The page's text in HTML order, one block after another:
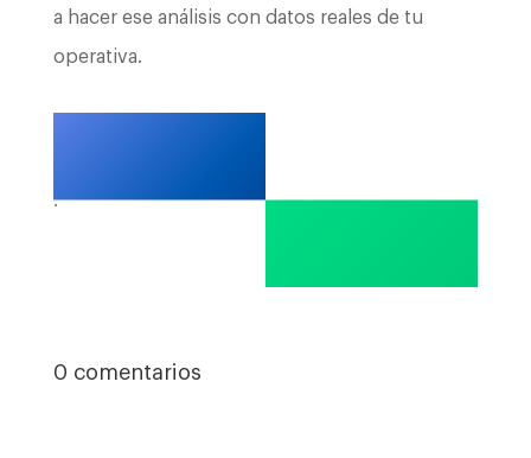
a hacer ese análisis con datos reales de tu
operativa.
.
0 comentarios